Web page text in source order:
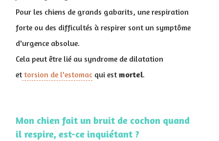
Pour les chiens de grands gabarits, une respiration
forte ou des difficultés à respirer sont un symptôme
d'urgence absolue.
Cela peut être lié au syndrome de dilatation
ettorsion de l'estomac qui estmortel.
Mon chien fait un bruit de cochon quand
il respire, est-ce inquiétant ?